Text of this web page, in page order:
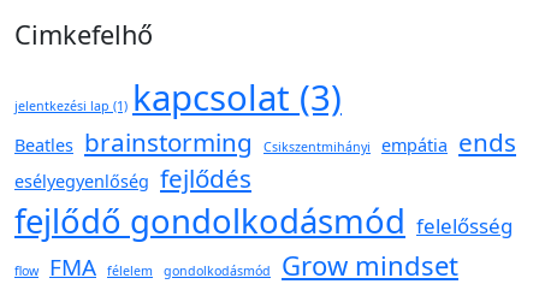
Cimkefelhő
jelentkezési lap (1) kapcsolat (3)
Beatles brainstorming Csikszentmihányi empátia ends
esélyegyenlőség fejlődés
fejlődő gondolkodásmód felelősség
flow FMA félelem gondolkodásmód Grow mindset